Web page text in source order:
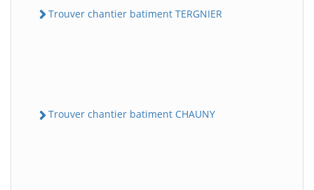
Trouver chantier batiment TERGNIER
Trouver chantier batiment CHAUNY